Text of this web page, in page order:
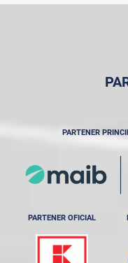
PARTENER
PARTENER OFICIAL